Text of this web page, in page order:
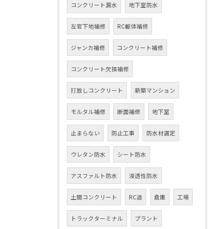
コンクリート漏水 地下室防水
左官下地補修 RC躯体補修
ジャンカ補修 コンクリート補修
コンクリート欠損補修
打放しコンクリート 新築マンション
モルタル補修 断面補修 地下室
止まらない 防止工事 防水材選定
ウレタン防水 シート防水
アスファルト防水 浸透性防水
土間コンクリート RC造 倉庫 工場
トラックターミナル プラント